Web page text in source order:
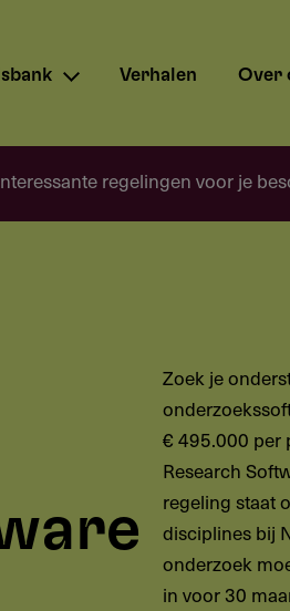
Verhalen Over
regelingen voor je
Zoek je
€ 495.000 per
Research
regeling staat
disciplines bij
onderzoek
in voor 30